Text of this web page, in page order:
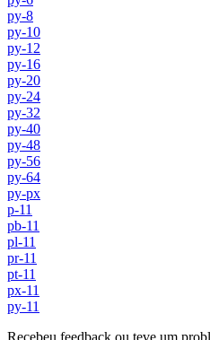
py-8
py-10
py-12
py-16
py-20
py-24
py-32
py-40
py-48
py-56
py-64
py-px
p-11
pb-11
pl-11
pr-11
pt-11
px-11
py-11
Recebeu feedback ou teve um